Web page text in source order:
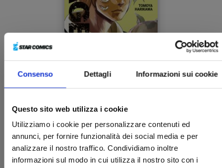
Consenso Dettagli Informazioni sui cookie
Questo sito web utilizza i cookie
Utilizziamo i cookie per personalizzare contenuti ed
annunci, per fornire funzionalità dei social media e per
analizzare il nostro traffico. Condividiamo inoltre
informazioni sul modo in cui utilizza il nostro sito con i
STAGE S n. 3
13/05/2025
€ 6,90